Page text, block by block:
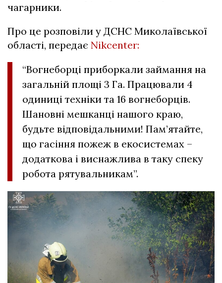
чагарники.
Про це розповіли у ДСНС Миколаївської
області, передає Nikcenter:
“Вогнеборці приборкали займання на
загальній площі 3 Га. Працювали 4
одиниці техніки та 16 вогнеборців.
Шановні мешканці нашого краю,
будьте відповідальними! Пам’ятайте,
що гасіння пожеж в екосистемах –
додаткова і виснажлива в таку спеку
робота рятувальникам”.